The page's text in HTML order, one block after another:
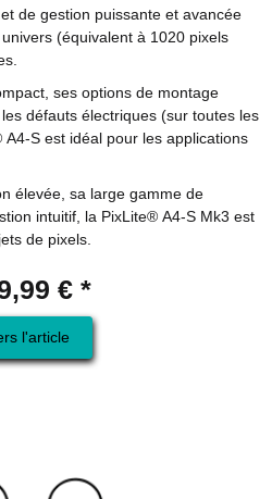
de gestion puissante et avancée
(équivalent à 1020 pixels
ses options de montage
défauts électriques (sur toutes les
S est idéal pour les applications
élevée, sa large gamme de
intuitif, la PixLite® A4-S Mk3 est
de pixels.
€ *
l'article